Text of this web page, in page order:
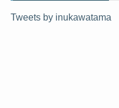
Tweets by inukawatama